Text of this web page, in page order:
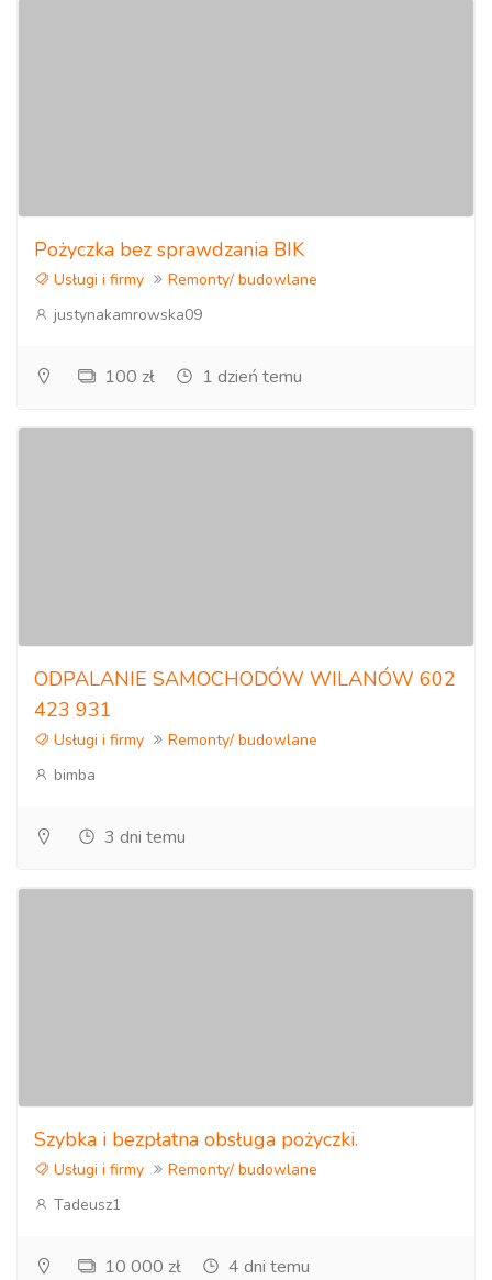
Pożyczka bez sprawdzania BIK
Usługi i firmy
Remonty/ budowlane
justynakamrowska09
100 zł 1 dzień temu
ODPALANIE SAMOCHODÓW WILANÓW 602
423 931
Usługi i firmy
Remonty/ budowlane
bimba
3 dni temu
Szybka i bezpłatna obsługa pożyczki.
Usługi i firmy
Remonty/ budowlane
Tadeusz1
10 000 zł 4 dni temu